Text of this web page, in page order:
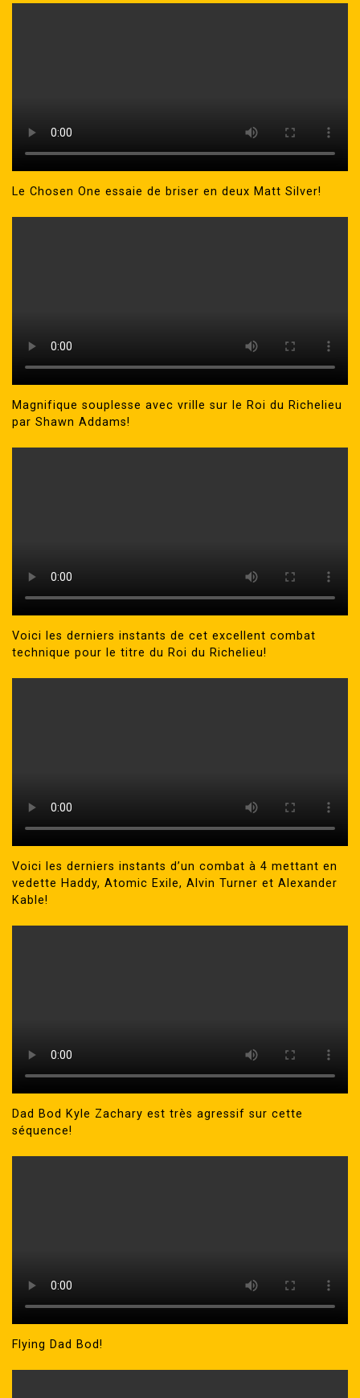
Le Chosen One essaie de briser en deux Matt Silver!
Magnifique souplesse avec vrille sur le Roi du Richelieu
par Shawn Addams!
Voici les derniers instants de cet excellent combat
technique pour le titre du Roi du Richelieu!
Voici les derniers instants d’un combat à 4 mettant en
vedette Haddy, Atomic Exile, Alvin Turner et Alexander
Kable!
Dad Bod Kyle Zachary est très agressif sur cette
séquence!
Flying Dad Bod!